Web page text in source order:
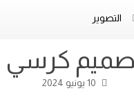
التصوير
كرسي
10 يونيو 2024